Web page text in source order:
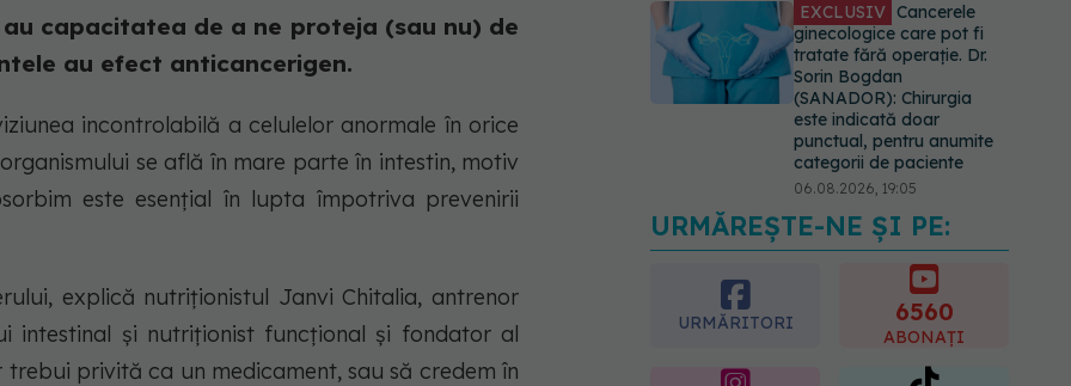
capacitatea de a ne proteja (sau nu) de
au efect anticancerigen.
incontrolabilă a celulelor anormale în orice
se află în mare parte în intestin, motiv
este esențial în lupta împotriva prevenirii
explică nutriționistul Janvi Chitalia, antrenor
intestinal și nutriționist funcțional și fondator al
privită ca un medicament, sau să credem în
EXCLUSIV Cancerele
ginecologice care pot fi
tratate fără operație. Dr.
Sorin Bogdan
(SANADOR): Chirurgia
este indicată doar
punctual, pentru anumite
categorii de paciente
06.08.2026, 19:05
EXCLUSIV Brahiterapie
vs radioterapie externă în
cancerul ginecologic. Dr.
Sorin Bogdan (SANADOR)
explică diferența și cum
acționează tratamentul
URMĂREȘTE-NE ȘI PE:
URMĂRITORI 6560
ABONAȚI